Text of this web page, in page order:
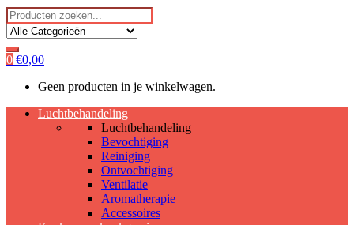
Search
for:
0 €0,00
Geen producten in je winkelwagen.
Luchtbehandeling
Luchtbehandeling
Bevochtiging
Reiniging
Ontvochtiging
Ventilatie
Aromatherapie
Accessoires